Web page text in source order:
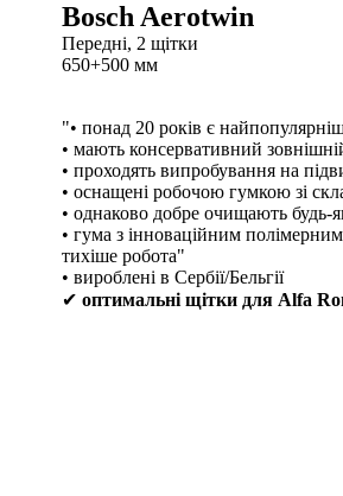
Bosch Aerotwin
Передні, 2 щітки
650+500 мм
"• понад 20 років є
• мають консервативний
• проходять випробування на
• оснащені робочою гумкою зі
• однаково добре очищають будь-
• гума з інноваційним
тихіше робота"
• вироблені в Сербії/Бельгії
✔ оптимальні щітки для Alfa